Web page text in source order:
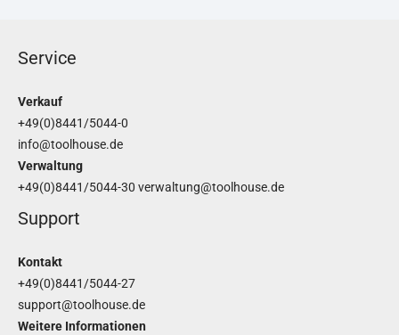
Service
Verkauf
+49(0)8441/5044-0
info@toolhouse.de
Verwaltung
+49(0)8441/5044-30 verwaltung@toolhouse.de
Support
Kontakt
+49(0)8441/5044-27
support@toolhouse.de
Weitere Informationen